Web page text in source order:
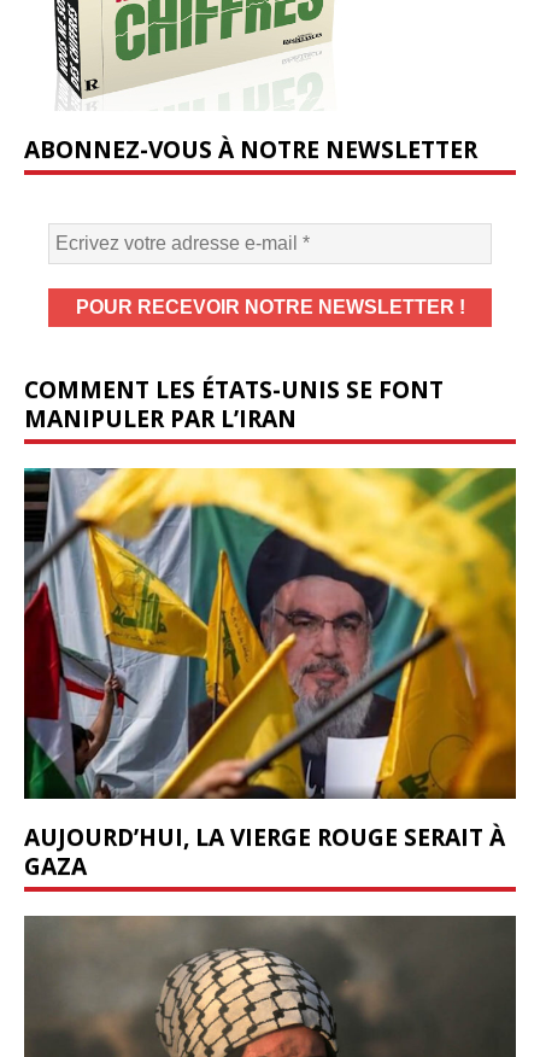
ABONNEZ-VOUS À NOTRE NEWSLETTER
COMMENT LES ÉTATS-UNIS SE FONT
MANIPULER PAR L’IRAN
AUJOURD’HUI, LA VIERGE ROUGE SERAIT À
GAZA